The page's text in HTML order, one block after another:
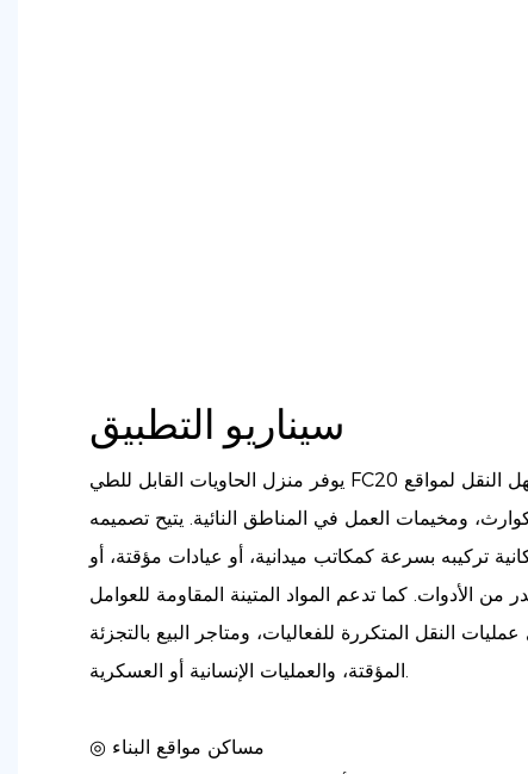
سيناريو التطبيق
يوفر منزل الحاويات القابل للطي FC20 الجاهز والمحمول حلاً سريعاً وسهل النقل لمواقع
ومخيمات العمل في المناطق النائية. يتيح تصميمه
تركيبه بسرعة كمكاتب ميدانية، أو عيادات مؤقتة، أو
الأدوات. كما تدعم المواد المتينة المقاومة للعوامل
النقل المتكررة للفعاليات، ومتاجر البيع بالتجزئة
المؤقتة، والعمليات الإنسانية أو العسكرية.
◎ مساكن مواقع البناء